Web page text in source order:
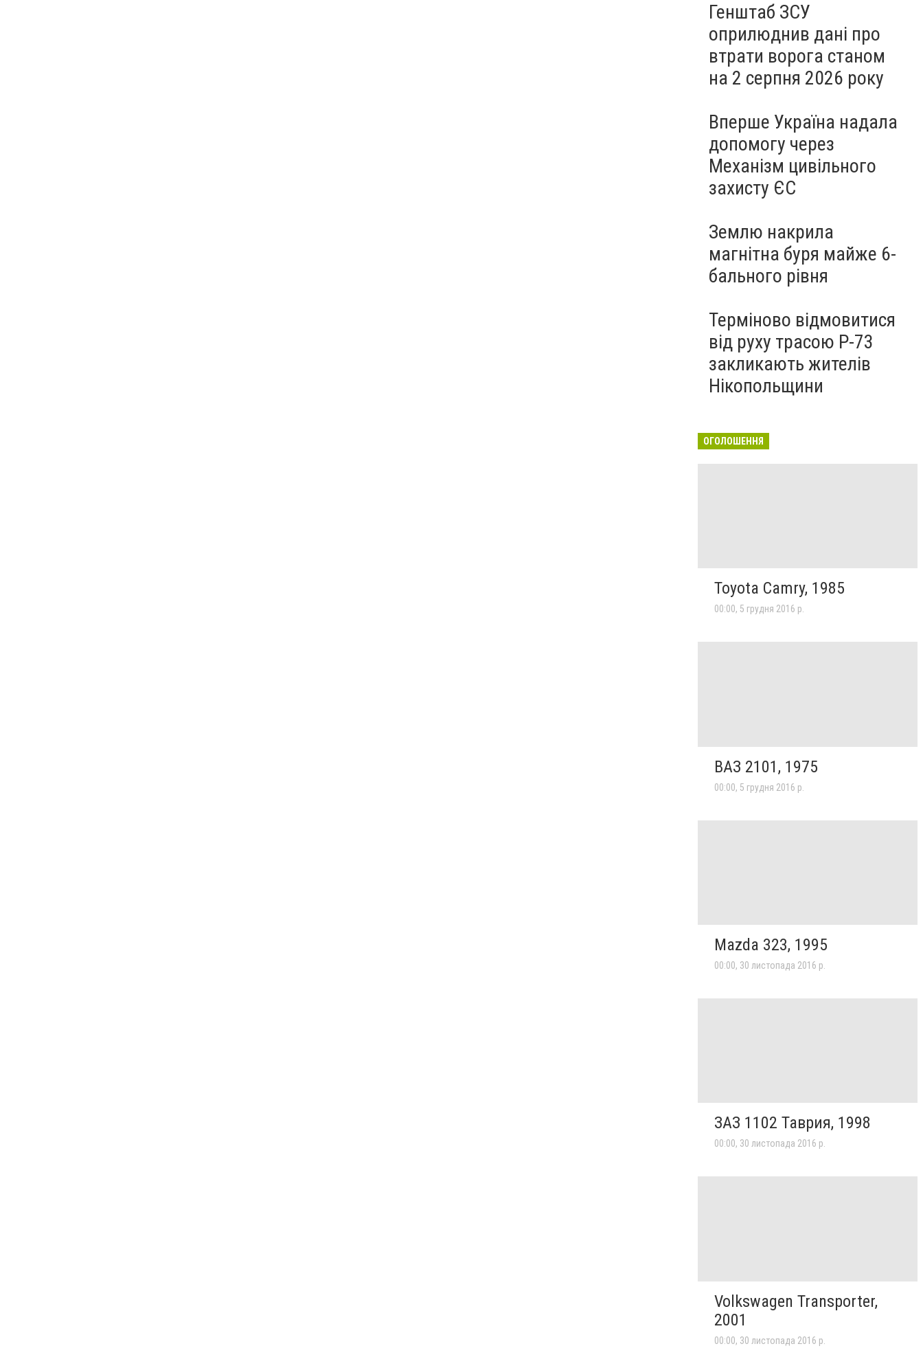
Генштаб ЗСУ
оприлюднив дані про
втрати ворога станом
на 2 серпня 2026 року
Вперше Україна надала
допомогу через
Механізм цивільного
захисту ЄС
Землю накрила
магнітна буря майже 6-
бального рівня
Терміново відмовитися
від руху трасою Р-73
закликають жителів
Нікопольщини
ОГОЛОШЕННЯ
Toyota Camry, 1985
00:00, 5 грудня 2016 р.
ВАЗ 2101, 1975
00:00, 5 грудня 2016 р.
Mazda 323, 1995
00:00, 30 листопада 2016 р.
ЗАЗ 1102 Таврия, 1998
00:00, 30 листопада 2016 р.
Volkswagen Transporter,
2001
00:00, 30 листопада 2016 р.